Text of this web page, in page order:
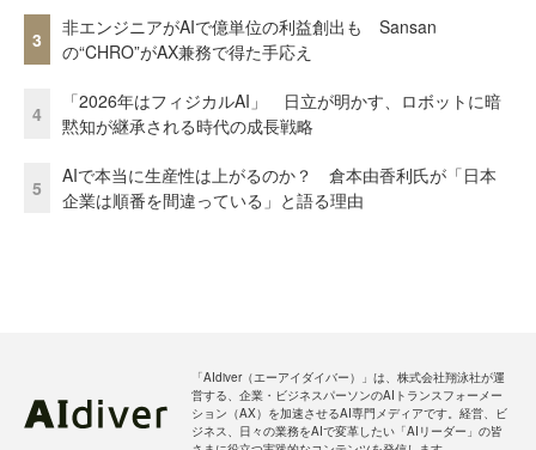
3
非エンジニアがAIで億単位の利益創出も Sansan
の“CHRO”がAX兼務で得た手応え
4
「2026年はフィジカルAI」 日立が明かす、ロボットに暗
黙知が継承される時代の成長戦略
5
AIで本当に生産性は上がるのか？ 倉本由香利氏が「日本
企業は順番を間違っている」と語る理由
「AIdiver（エーアイダイバー）」は、株式会社翔泳社が運
営する、企業・ビジネスパーソンのAIトランスフォーメー
ション（AX）を加速させるAI専門メディアです。経営、ビ
ジネス、日々の業務をAIで変革したい「AIリーダー」の皆